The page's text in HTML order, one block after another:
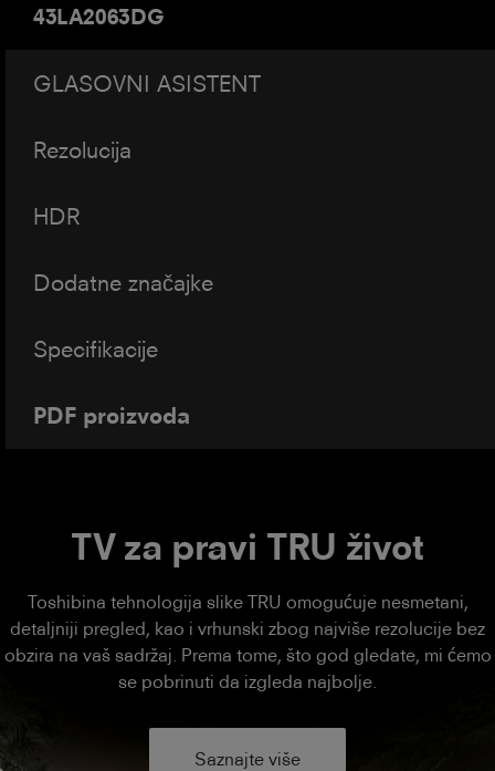
43LA2063DG
GLASOVNI ASISTENT
Rezolucija
HDR
Dodatne značajke
Specifikacije
PDF proizvoda
TV za pravi TRU život
Toshibina tehnologija slike TRU omogućuje nesmetani,
detaljniji pregled, kao i vrhunski zbog najviše rezolucije bez
obzira na vaš sadržaj. Prema tome, što god gledate, mi ćemo
se pobrinuti da izgleda najbolje.
Saznajte više